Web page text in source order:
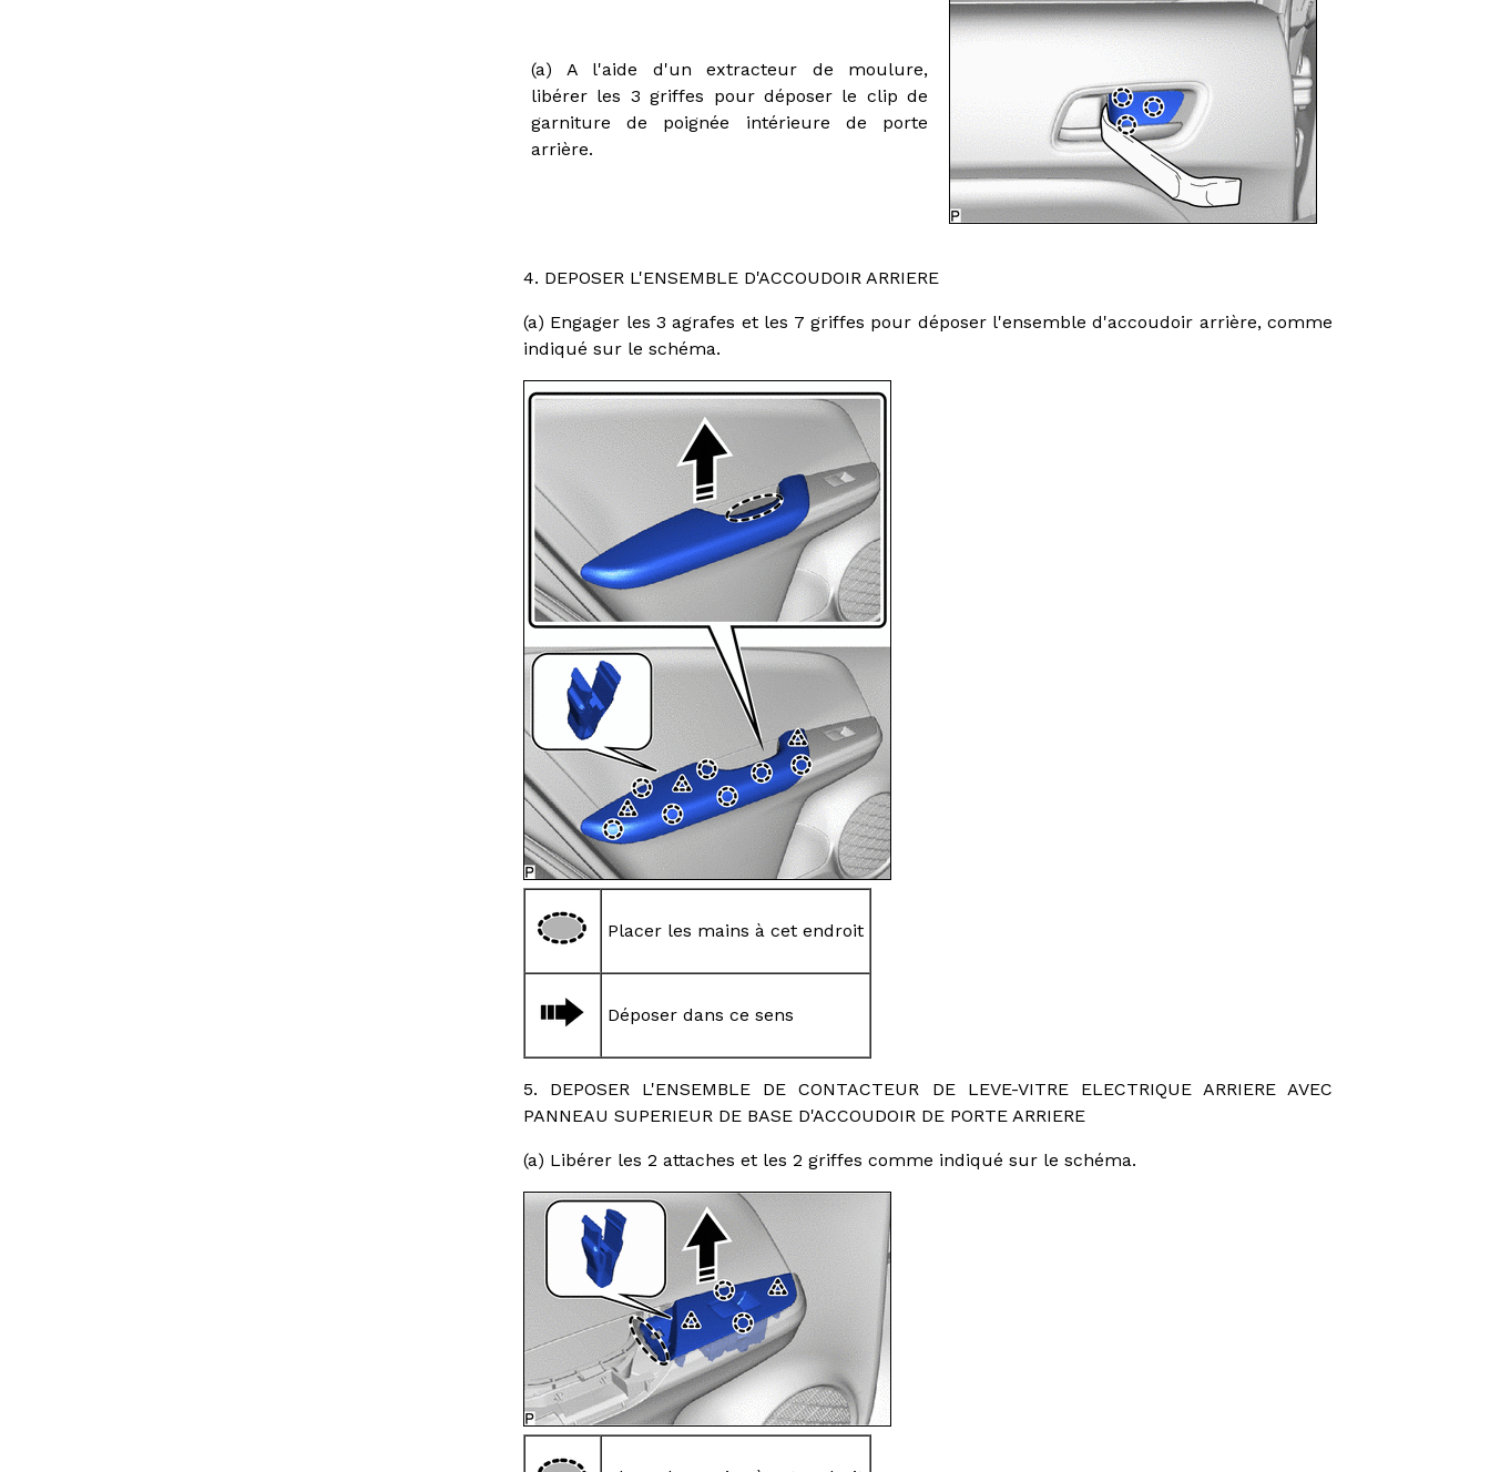
(a) A l'aide d'un extracteur de moulure,
libérer les 3 griffes pour déposer le clip de
garniture de poignée intérieure de porte
arrière.
4. DEPOSER L'ENSEMBLE D'ACCOUDOIR ARRIERE
(a) Engager les 3 agrafes et les 7 griffes pour déposer l'ensemble d'accoudoir arrière, comme
indiqué sur le schéma.
Placer les mains à cet endroit
Déposer dans ce sens
5. DEPOSER L'ENSEMBLE DE CONTACTEUR DE LEVE-VITRE ELECTRIQUE ARRIERE AVEC
PANNEAU SUPERIEUR DE BASE D'ACCOUDOIR DE PORTE ARRIERE
(a) Libérer les 2 attaches et les 2 griffes comme indiqué sur le schéma.